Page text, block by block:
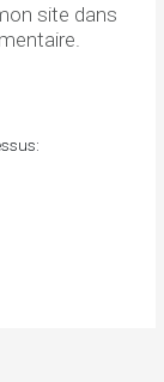
site dans